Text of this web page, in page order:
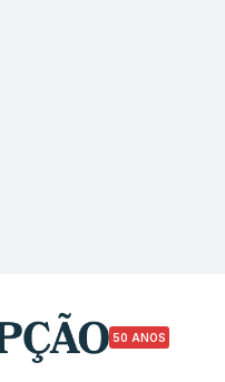
50 ANOS